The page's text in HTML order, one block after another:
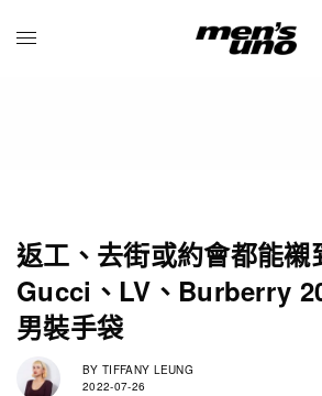
返工、去街或約會都能襯
Gucci、LV、Burberry
男裝手袋
BY TIFFANY LEUNG
2022-07-26